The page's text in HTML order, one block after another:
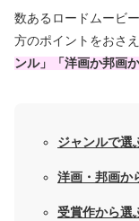
数あるロードムービ
方のポイントをおさ
ンル」「洋画か邦画
ジャンルで選
洋画・邦画か
受賞作から選